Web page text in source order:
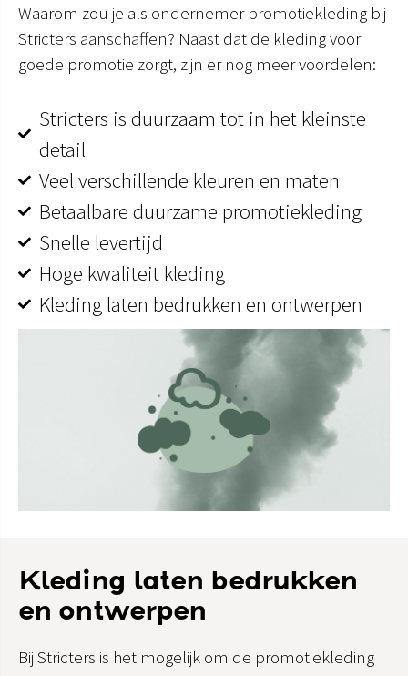
Waarom zou je als ondernemer promotiekleding bij
Stricters aanschaffen? Naast dat de kleding voor
goede promotie zorgt, zijn er nog meer voordelen:
Stricters is duurzaam tot in het kleinste
detail
Veel verschillende kleuren en maten
Betaalbare duurzame promotiekleding
Snelle levertijd
Hoge kwaliteit kleding
Kleding laten bedrukken en ontwerpen
Kleding laten bedrukken
en ontwerpen
Bij Stricters is het mogelijk om de promotiekleding